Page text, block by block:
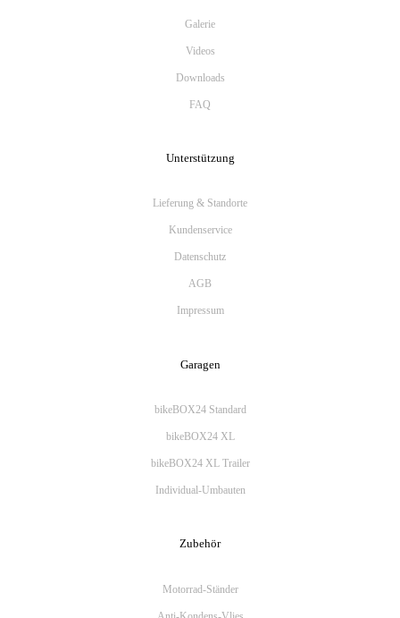
Galerie
Videos
Downloads
FAQ
Unterstützung
Lieferung & Standorte
Kundenservice
Datenschutz
AGB
Impressum
Garagen
bikeBOX24 Standard
bikeBOX24 XL
bikeBOX24 XL Trailer
Individual-Umbauten
Zubehör
Motorrad-Ständer